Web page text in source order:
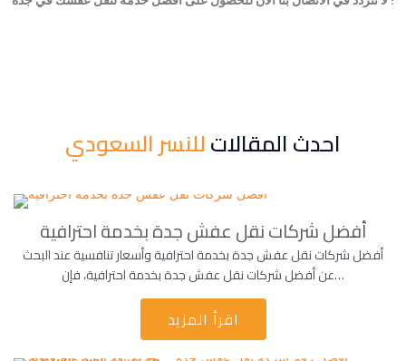
احدث المقالاتللنسر السعودي
أفضل شركات نقل عفش جدة بخدمة احترافية
أفضل شركات نقل عفش جدة بخدمة احترافية وأسعار تنافسية عند البحث
عن أفضل شركات نقل عفش جدة بخدمة احترافية، فإن…
اقرأ المزيد